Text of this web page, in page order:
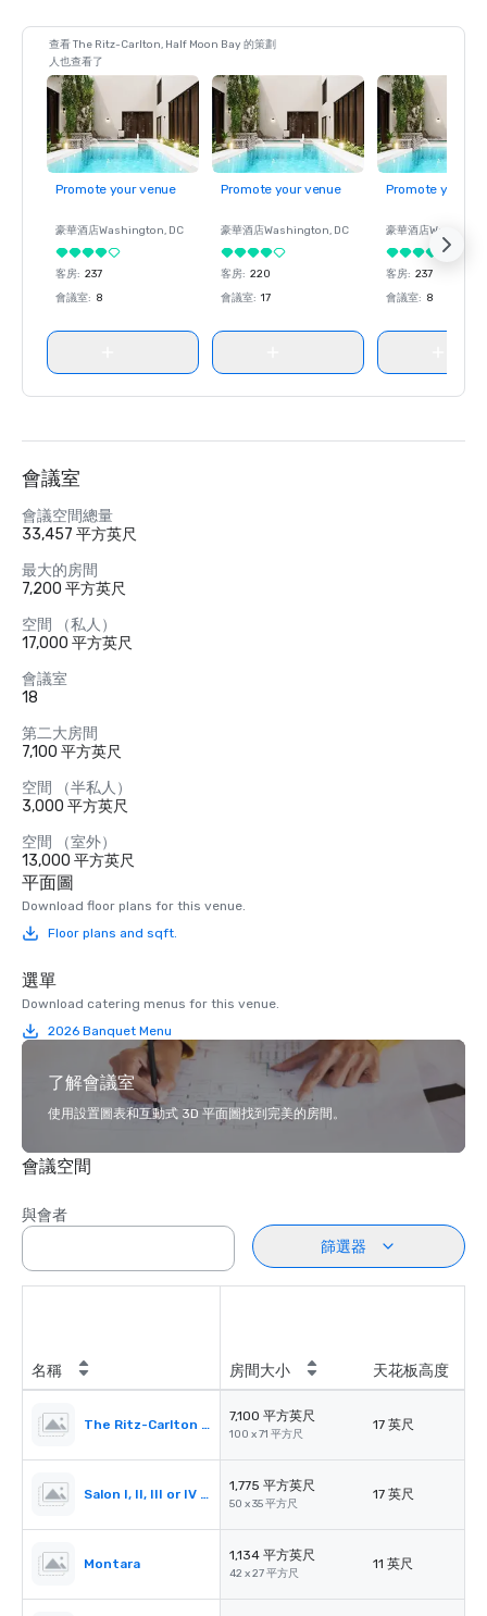
查看 The Ritz-Carlton, Half Moon Bay 的策劃
人也查看了
Promote your venue
豪華酒店Washington, DC
客房: 237
會議室: 8
Promote your venue
豪華酒店Washington, DC
客房: 220
會議室: 17
Promote your
豪華酒店
客房: 237
會議室: 8
會議室
會議空間總量
33,457 平方英尺
最大的房間
7,200 平方英尺
空間 （私人）
17,000 平方英尺
會議室
18
第二大房間
7,100 平方英尺
空間 （半私人）
3,000 平方英尺
空間 （室外）
13,000 平方英尺
平面圖
Download floor plans for this venue.
Floor plans and sqft.
選單
Download catering menus for this venue.
2026 Banquet Menu
了解會議室
使用設置圖表和互動式 3D 平面圖找到完美的房間。
會議空間
與會者
篩選器
名稱 房間大小 天花板高度
The Ritz-Carlton Ballroom
7,100 平方英尺
100 x 71 平方尺
17 英尺
Salon I, II, III or IV (Ballroom)
1,775 平方英尺
50 x 35 平方尺
17 英尺
Montara
1,134 平方英尺
42 x 27 平方尺
11 英尺